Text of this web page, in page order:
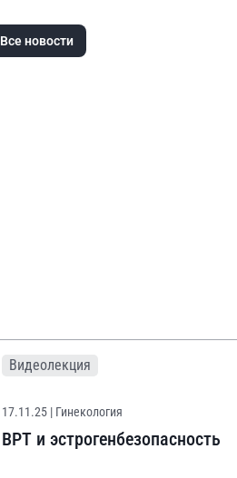
Все новости
Видеолекция
17.11.25 | Гинекология
ВРТ и эстрогенбезопасность